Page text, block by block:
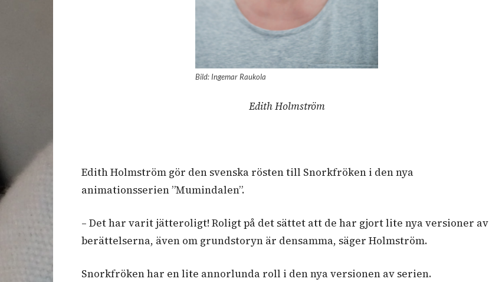
Bild: Ingemar Raukola
Edith Holmström
Edith Holmström gör den svenska rösten till Snorkfröken i den nya
animationsserien ”Mumindalen”.
– Det har varit jätteroligt! Roligt på det sättet att de har gjort lite nya versioner av
berättelserna, även om grundstoryn är densamma, säger Holmström.
Snorkfröken har en lite annorlunda roll i den nya versionen av serien.